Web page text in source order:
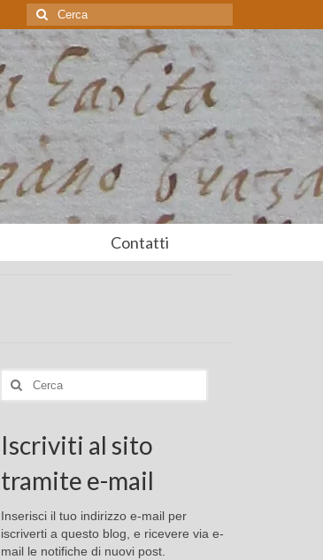
Cerca:
Contatti
Cerca:
Iscriviti al sito
tramite e-mail
Inserisci il tuo indirizzo e-mail per
iscriverti a questo blog, e ricevere via e-
mail le notifiche di nuovi post.